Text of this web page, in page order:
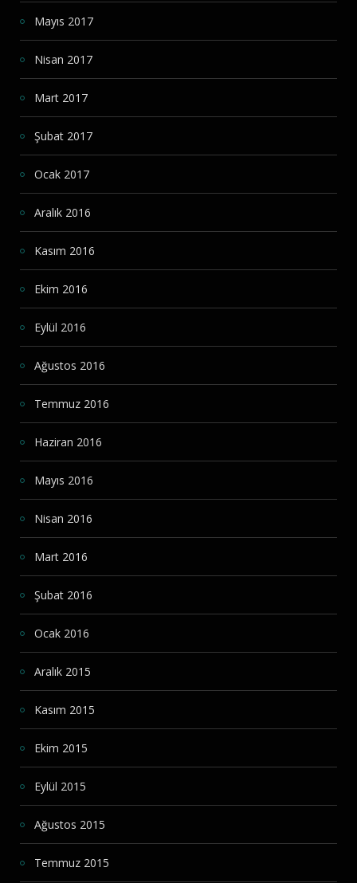
Mayıs 2017
Nisan 2017
Mart 2017
Şubat 2017
Ocak 2017
Aralık 2016
Kasım 2016
Ekim 2016
Eylül 2016
Ağustos 2016
Temmuz 2016
Haziran 2016
Mayıs 2016
Nisan 2016
Mart 2016
Şubat 2016
Ocak 2016
Aralık 2015
Kasım 2015
Ekim 2015
Eylül 2015
Ağustos 2015
Temmuz 2015